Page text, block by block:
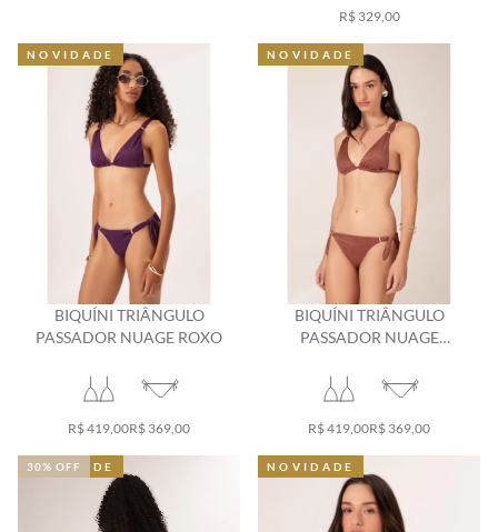
R$ 329,00
BIQUÍNI TRIÂNGULO
PASSADOR NUAGE ROXO
R$ 419,00
NOVIDADE
R$ 369,00
NOVIDADE
BIQUÍNI TRIÂNGULO
PASSADOR NUAGE
R$ 419,00
NOVIDADE
R$ 369,00
NOVIDADE
NOVIDADE
NOVIDADE
30% OFF NOVIDADE
NOVIDADE